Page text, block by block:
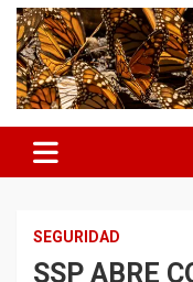
AIM*
SEGURIDAD
SSP ABRE